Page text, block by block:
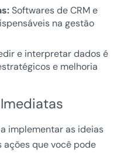
Softwares de CRM e
na gestão
e interpretar dados é
e melhoria
implementar as ideias
que você pode